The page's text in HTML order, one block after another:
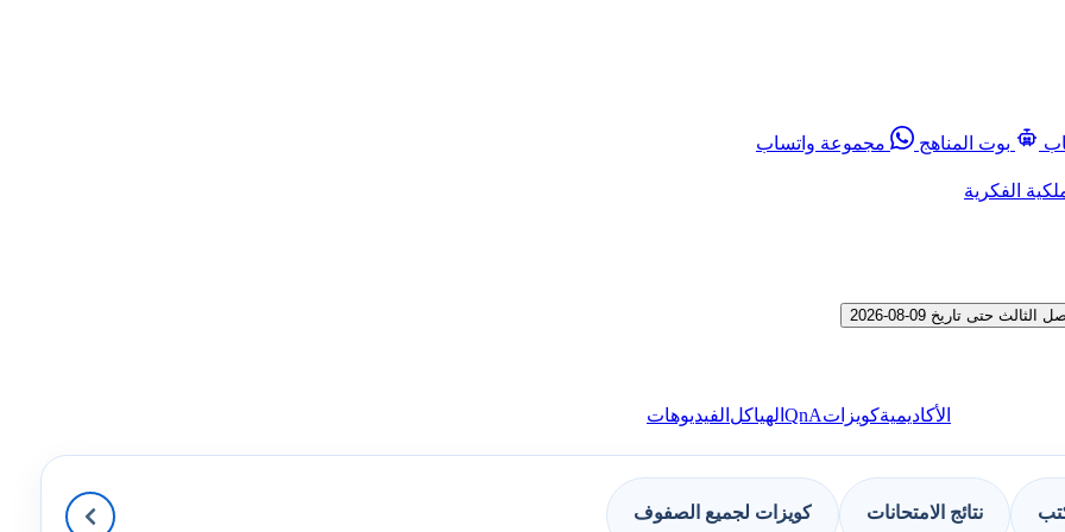
بوت المناهج مجموعة واتساب
الفكرية
تاريخ 09-08-2026
الأكاديميةكويزاتQnA الهياكل الفيديوهات
نتائج الامتحانات كويزات لجميع الصفوف